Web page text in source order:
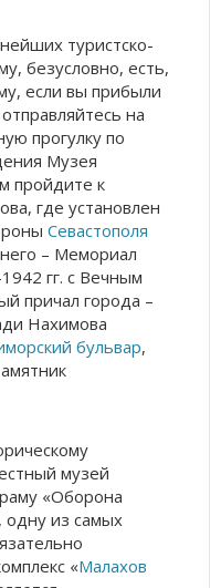
туристско-
безусловно, есть,
если вы прибыли
на
прогулку по
Музея
пройдите к
где установлен
Севастополя
– Мемориал
гг. с Вечным
причал города –
Нахимова
бульвар,
музей
«Оборона
одну из самых
«Малахов